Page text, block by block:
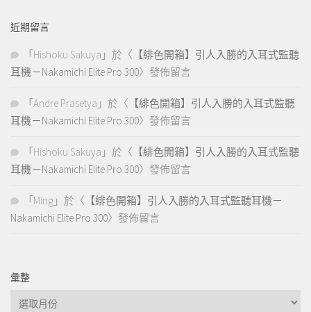
近期留言
「 Hishoku Sakuya 」於〈 【緋色開箱】引人入勝的入耳式監聽
耳機－Nakamichi Elite Pro 300〉發佈留言
「 Andre Prasetya 」於〈 【緋色開箱】引人入勝的入耳式監聽
耳機－Nakamichi Elite Pro 300〉發佈留言
「 Hishoku Sakuya 」於〈 【緋色開箱】引人入勝的入耳式監聽
耳機－Nakamichi Elite Pro 300〉發佈留言
「 Ming 」於〈 【緋色開箱】引人入勝的入耳式監聽耳機－
Nakamichi Elite Pro 300〉發佈留言
彙整
彙